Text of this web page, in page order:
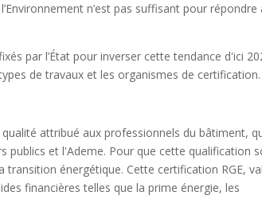
n’est pas suffisant pour répondre
par l’État pour inverser cette tendance d'ici
de travaux et les organismes de certification.
attribué aux professionnels du bâtiment,
publics et l'Ademe. Pour que cette qualification
énergétique. Cette certification RGE,
financières telles que la prime énergie, les